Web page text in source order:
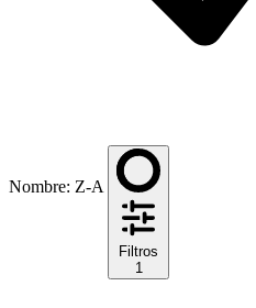
Nombre: Z-A
Filtros
1